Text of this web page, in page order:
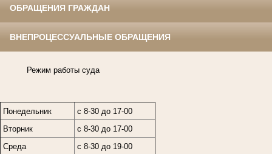
ОБРАЩЕНИЯ ГРАЖДАН
ВНЕПРОЦЕССУАЛЬНЫЕ ОБРАЩЕНИЯ
Режим работы суда
Понедельник
с 8-30 до 17-00
Вторник
с 8-30 до 17-00
Среда
с 8-30 до 19-00